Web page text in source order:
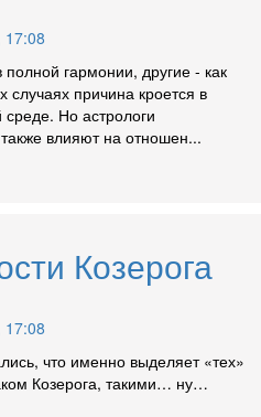
17:08
гармонии, другие - как
случаях причина кроется в
Но астрологи
влияют на отношен...
Козерога
17:08
что именно выделяет «тех»
Козерога, такими… ну…